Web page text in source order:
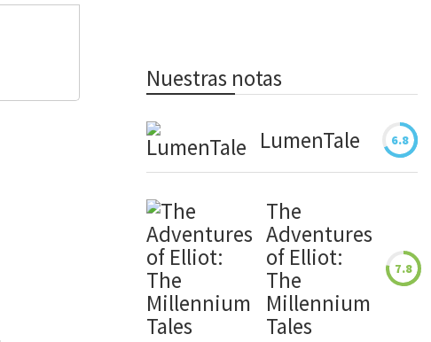
Nuestras notas
LumenTale 6.8
The
Adventures
of Elliot:
The
Millennium
Tales
7.8